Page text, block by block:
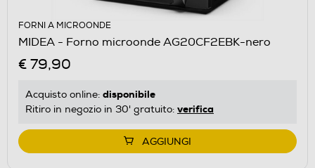
FORNI A MICROONDE
MIDEA - Forno microonde AG20CF2EBK-nero
€ 79,90
Acquisto online: disponibile
Ritiro in negozio in 30' gratuito: verifica
AGGIUNGI